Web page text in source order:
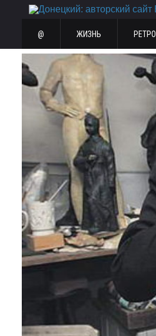
@ ЖИЗНЬ РЕТРО